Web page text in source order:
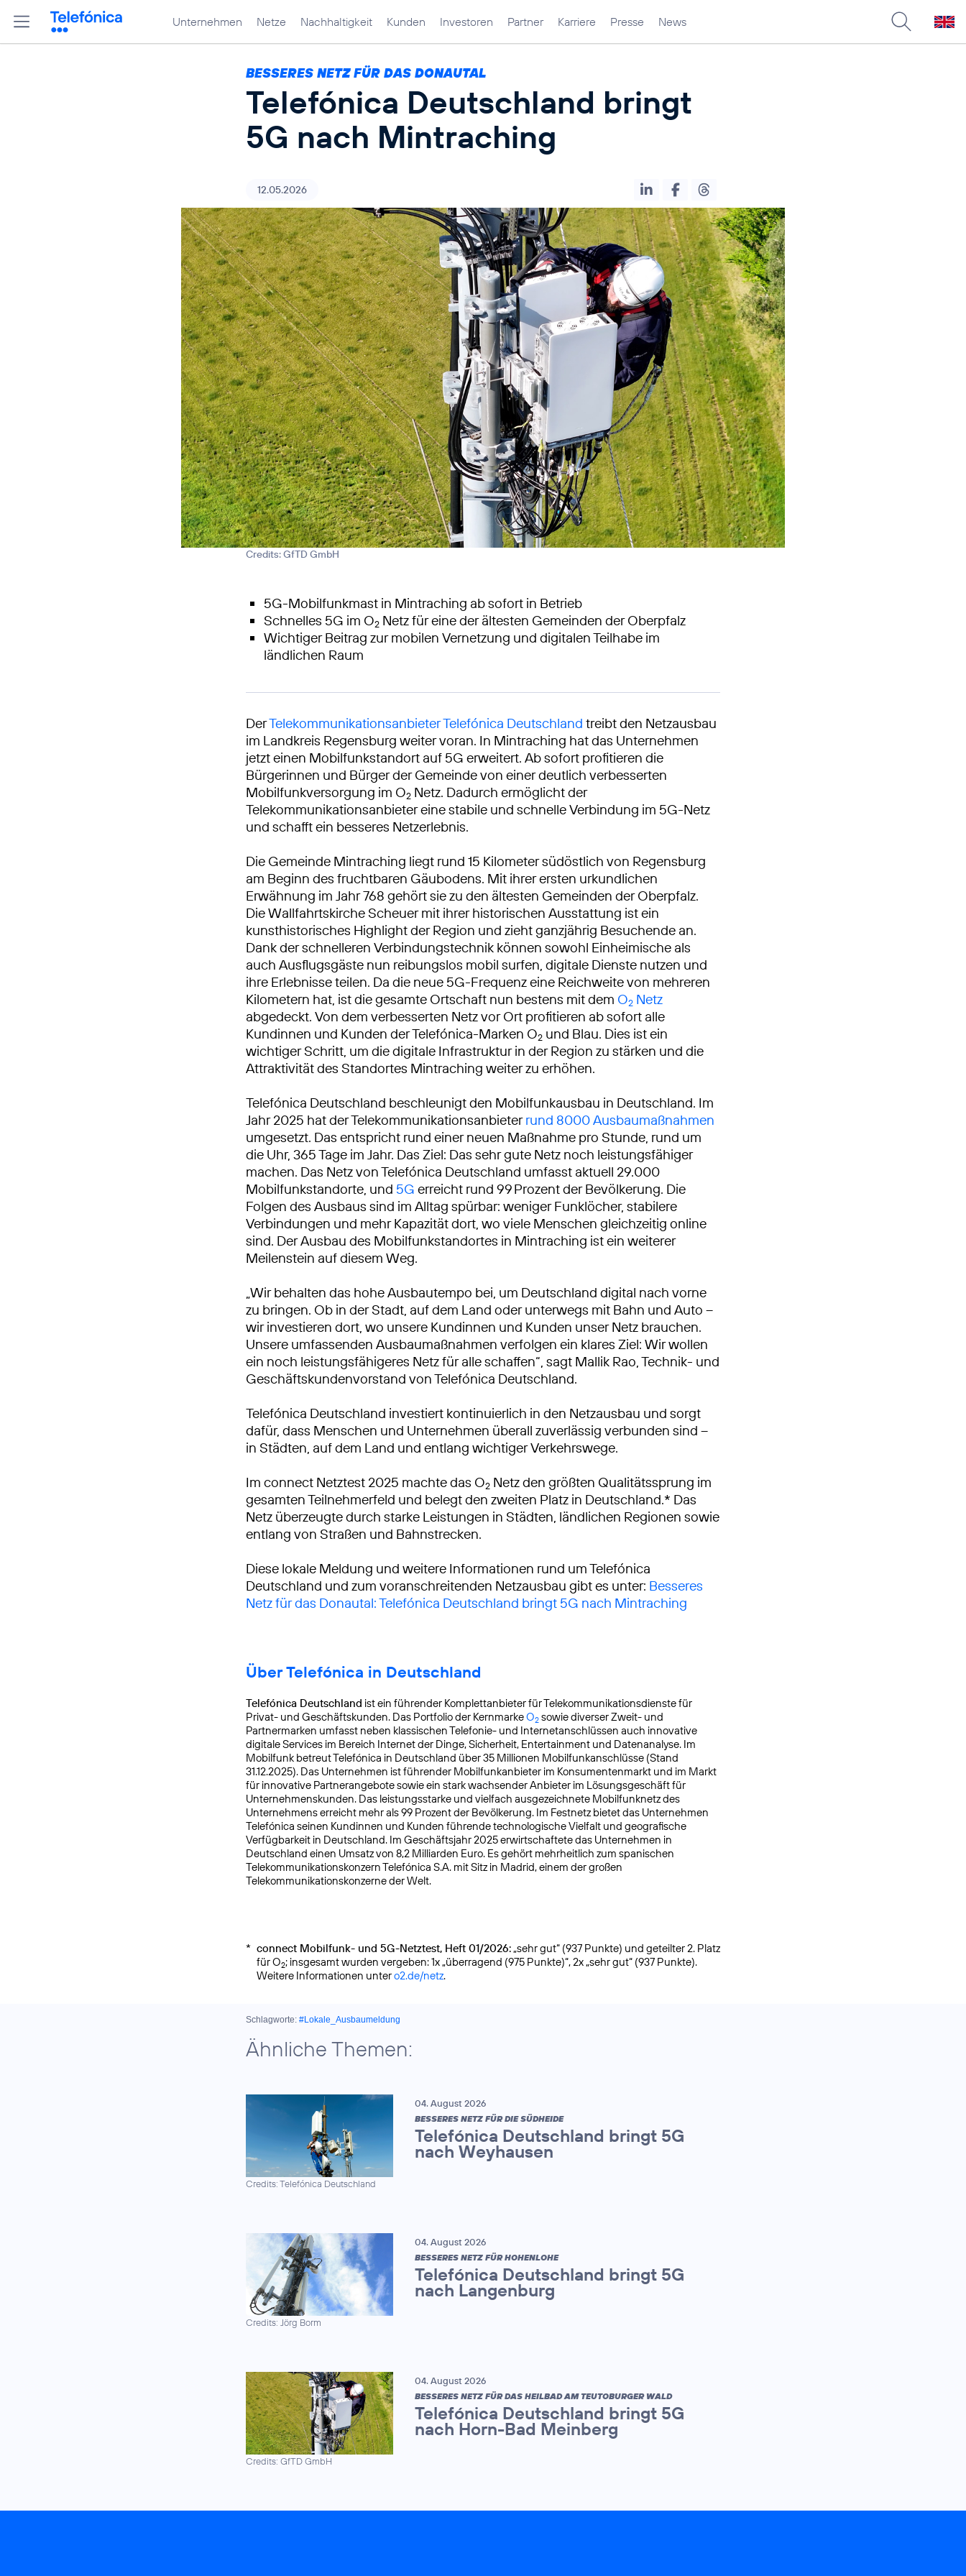
Unternehmen Netze Nachhaltigkeit Kunden Investoren Partner Karriere Presse News
BESSERES NETZ FÜR DAS DONAUTAL
Telefónica Deutschland bringt
5G nach Mintraching
12.05.2026
Credits: GfTD GmbH
5G-Mobilfunkmast in Mintraching ab sofort in Betrieb
Schnelles 5G im O2 Netz für eine der ältesten Gemeinden der Oberpfalz
Wichtiger Beitrag zur mobilen Vernetzung und digitalen Teilhabe im
ländlichen Raum
DerTelekommunikationsanbieter Telefónica Deutschland treibt den Netzausbau
im Landkreis Regensburg weiter voran. In Mintraching hat das Unternehmen
jetzt einen Mobilfunkstandort auf 5G erweitert. Ab sofort profitieren die
Bürgerinnen und Bürger der Gemeinde von einer deutlich verbesserten
Mobilfunkversorgung im O2 Netz. Dadurch ermöglicht der
Telekommunikationsanbieter eine stabile und schnelle Verbindung im 5G-Netz
und schafft ein besseres Netzerlebnis.
Die Gemeinde Mintraching liegt rund 15 Kilometer südöstlich von Regensburg
am Beginn des fruchtbaren Gäubodens. Mit ihrer ersten urkundlichen
Erwähnung im Jahr 768 gehört sie zu den ältesten Gemeinden der Oberpfalz.
Die Wallfahrtskirche Scheuer mit ihrer historischen Ausstattung ist ein
kunsthistorisches Highlight der Region und zieht ganzjährig Besuchende an.
Dank der schnelleren Verbindungstechnik können sowohl Einheimische als
auch Ausflugsgäste nun reibungslos mobil surfen, digitale Dienste nutzen und
ihre Erlebnisse teilen. Da die neue 5G-Frequenz eine Reichweite von mehreren
Kilometern hat, ist die gesamte Ortschaft nun bestens mit dem O2 Netz
abgedeckt. Von dem verbesserten Netz vor Ort profitieren ab sofort alle
Kundinnen und Kunden der Telefónica-Marken O2 und Blau. Dies ist ein
wichtiger Schritt, um die digitale Infrastruktur in der Region zu stärken und die
Attraktivität des Standortes Mintraching weiter zu erhöhen.
Telefónica Deutschland beschleunigt den Mobilfunkausbau in Deutschland. Im
Jahr 2025 hat der Telekommunikationsanbieterrund 8000 Ausbaumaßnahmen
umgesetzt. Das entspricht rund einer neuen Maßnahme pro Stunde, rund um
die Uhr, 365 Tage im Jahr. Das Ziel: Das sehr gute Netz noch leistungsfähiger
machen. Das Netz von Telefónica Deutschland umfasst aktuell 29.000
Mobilfunkstandorte, und 5G erreicht rund 99 Prozent der Bevölkerung. Die
Folgen des Ausbaus sind im Alltag spürbar: weniger Funklöcher, stabilere
Verbindungen und mehr Kapazität dort, wo viele Menschen gleichzeitig online
sind. Der Ausbau des Mobilfunkstandortes in Mintraching ist ein weiterer
Meilenstein auf diesem Weg.
„Wir behalten das hohe Ausbautempo bei, um Deutschland digital nach vorne
zu bringen. Ob in der Stadt, auf dem Land oder unterwegs mit Bahn und Auto –
wir investieren dort, wo unsere Kundinnen und Kunden unser Netz brauchen.
Unsere umfassenden Ausbaumaßnahmen verfolgen ein klares Ziel: Wir wollen
ein noch leistungsfähigeres Netz für alle schaffen“, sagt Mallik Rao, Technik- und
Geschäftskundenvorstand von Telefónica Deutschland.
Telefónica Deutschland investiert kontinuierlich in den Netzausbau und sorgt
dafür, dass Menschen und Unternehmen überall zuverlässig verbunden sind –
in Städten, auf dem Land und entlang wichtiger Verkehrswege.
Im connect Netztest 2025 machte das O2 Netz den größten Qualitätssprung im
gesamten Teilnehmerfeld und belegt den zweiten Platz in Deutschland.* Das
Netz überzeugte durch starke Leistungen in Städten, ländlichen Regionen sowie
entlang von Straßen und Bahnstrecken.
Diese lokale Meldung und weitere Informationen rund um Telefónica
Deutschland und zum voranschreitenden Netzausbau gibt es unter: Besseres
Netz für das Donautal: Telefónica Deutschland bringt 5G nach Mintraching
Über Telefónica in Deutschland
Telefónica Deutschland ist ein führender Komplettanbieter für Telekommunikationsdienste für
Privat- und Geschäftskunden. Das Portfolio der KernmarkeO2 sowie diverser Zweit- und
Partnermarken umfasst neben klassischen Telefonie- und Internetanschlüssen auch innovative
digitale Services im Bereich Internet der Dinge, Sicherheit, Entertainment und Datenanalyse. Im
Mobilfunk betreut Telefónica in Deutschland über 35 Millionen Mobilfunkanschlüsse (Stand
31.12.2025). Das Unternehmen ist führender Mobilfunkanbieter im Konsumentenmarkt und im Markt
für innovative Partnerangebote sowie ein stark wachsender Anbieter im Lösungsgeschäft für
Unternehmenskunden. Das leistungsstarke und vielfach ausgezeichnete Mobilfunknetz des
Unternehmens erreicht mehr als 99 Prozent der Bevölkerung. Im Festnetz bietet das Unternehmen
Telefónica seinen Kundinnen und Kunden führende technologische Vielfalt und geografische
Verfügbarkeit in Deutschland. Im Geschäftsjahr 2025 erwirtschaftete das Unternehmen in
Deutschland einen Umsatz von 8,2 Milliarden Euro. Es gehört mehrheitlich zum spanischen
Telekommunikationskonzern Telefónica S.A. mit Sitz in Madrid, einem der großen
Telekommunikationskonzerne der Welt.
* connect Mobilfunk- und 5G-Netztest, Heft 01/2026: „sehr gut“ (937 Punkte) und geteilter 2. Platz
für O2; insgesamt wurden vergeben: 1x „überragend (975 Punkte)“, 2x „sehr gut“ (937 Punkte).
Weitere Informationen untero2.de/netz.
Schlagworte: #Lokale_Ausbaumeldung
Ähnliche Themen:
Credits: Telefónica Deutschland
04. August 2026
BESSERES NETZ FÜR DIE SÜDHEIDE
Telefónica Deutschland bringt 5G
nach Weyhausen
Credits: Jörg Borm
04. August 2026
BESSERES NETZ FÜR HOHENLOHE
Telefónica Deutschland bringt 5G
nach Langenburg
Credits: GfTD GmbH
04. August 2026
BESSERES NETZ FÜR DAS HEILBAD AM TEUTOBURGER WALD
Telefónica Deutschland bringt 5G
nach Horn-Bad Meinberg